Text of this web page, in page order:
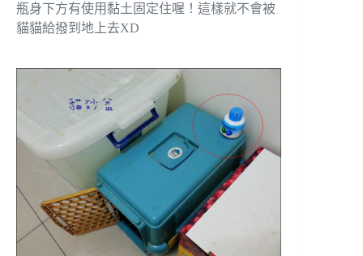
瓶身下方有使用黏土固定住喔！這樣就不會被
貓貓給撥到地上去XD